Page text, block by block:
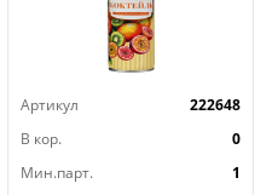
Артикул
222648
В кор.
0
Мин.парт.
1